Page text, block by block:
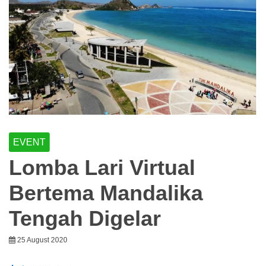
EVENT
Lomba Lari Virtual
Bertema Mandalika
Tengah Digelar
25 August 2020